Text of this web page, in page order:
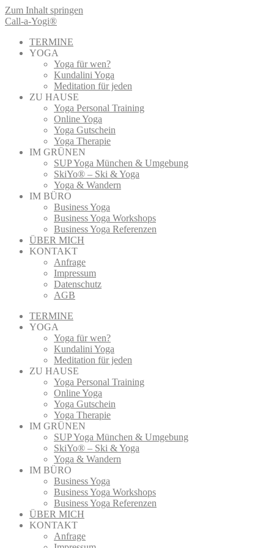
Zum Inhalt springen
Call-a-Yogi®
TERMINE
YOGA
Yoga für wen?
Kundalini Yoga
Meditation für jeden
ZU HAUSE
Yoga Personal Training
Online Yoga
Yoga Gutschein
Yoga Therapie
IM GRÜNEN
SUP Yoga München & Umgebung
SkiYo® – Ski & Yoga
Yoga & Wandern
IM BÜRO
Business Yoga
Business Yoga Workshops
Business Yoga Referenzen
ÜBER MICH
KONTAKT
Anfrage
Impressum
Datenschutz
AGB
TERMINE
YOGA
Yoga für wen?
Kundalini Yoga
Meditation für jeden
ZU HAUSE
Yoga Personal Training
Online Yoga
Yoga Gutschein
Yoga Therapie
IM GRÜNEN
SUP Yoga München & Umgebung
SkiYo® – Ski & Yoga
Yoga & Wandern
IM BÜRO
Business Yoga
Business Yoga Workshops
Business Yoga Referenzen
ÜBER MICH
KONTAKT
Anfrage